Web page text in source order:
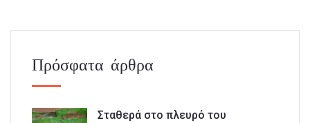
Πρόσφατα άρθρα
Σταθερά στο πλευρό του